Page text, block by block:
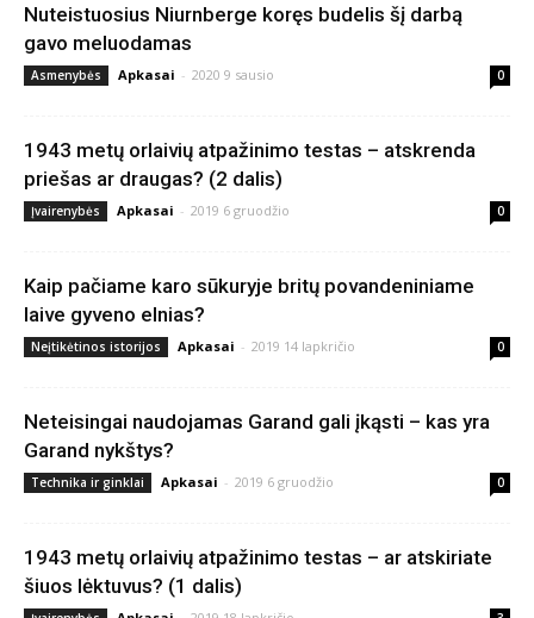
Nuteistuosius Niurnberge koręs budelis šį darbą
gavo meluodamas
Asmenybės Apkasai - 2020 9 sausio 0
1943 metų orlaivių atpažinimo testas – atskrenda
priešas ar draugas? (2 dalis)
Įvairenybės Apkasai - 2019 6 gruodžio 0
Kaip pačiame karo sūkuryje britų povandeniniame
laive gyveno elnias?
Neįtikėtinos istorijos Apkasai - 2019 14 lapkričio 0
Neteisingai naudojamas Garand gali įkąsti – kas yra
Garand nykštys?
Technika ir ginklai Apkasai - 2019 6 gruodžio 0
1943 metų orlaivių atpažinimo testas – ar atskiriate
šiuos lėktuvus? (1 dalis)